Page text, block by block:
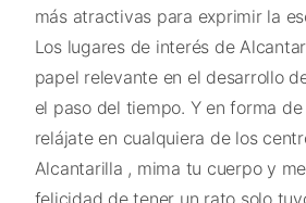
más atractivas para exprimir la
Los lugares de interés de
papel relevante en el desarrollo
el paso del tiempo. Y en forma
relájate en cualquiera de los
Alcantarilla , mima tu cuerpo y